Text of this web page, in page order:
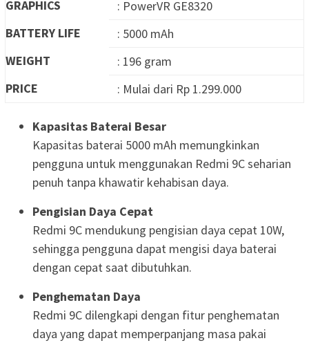
GRAPHICS
: PowerVR GE8320
BATTERY LIFE
: 5000 mAh
WEIGHT
: 196 gram
PRICE
: Mulai dari Rp 1.299.000
Kapasitas Baterai Besar
Kapasitas baterai 5000 mAh memungkinkan
pengguna untuk menggunakan Redmi 9C seharian
penuh tanpa khawatir kehabisan daya.
Pengisian Daya Cepat
Redmi 9C mendukung pengisian daya cepat 10W,
sehingga pengguna dapat mengisi daya baterai
dengan cepat saat dibutuhkan.
Penghematan Daya
Redmi 9C dilengkapi dengan fitur penghematan
daya yang dapat memperpanjang masa pakai